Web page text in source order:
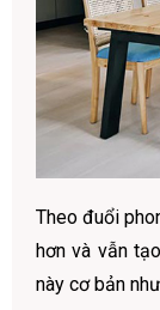
Theo đuổi
hơn và vẫn
này cơ bản